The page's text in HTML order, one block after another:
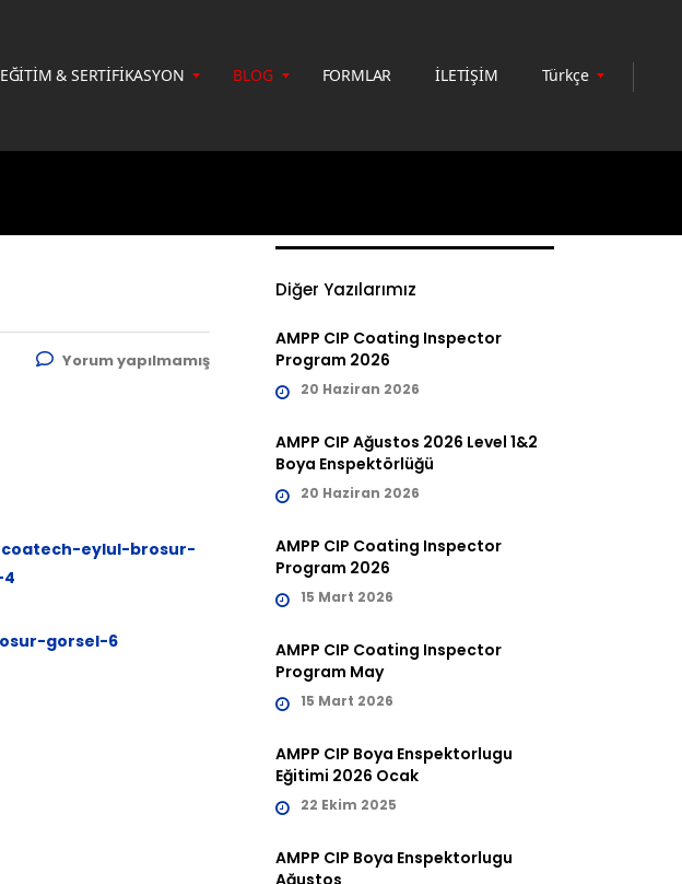
EĞİTİM & SERTİFİKASYON BLOG FORMLAR İLETİŞİM Türkçe
Yorum yapılmamış
Diğer Yazılarımız
AMPP CIP Coating Inspector
Program 2026
20 Haziran 2026
AMPP CIP Ağustos 2026 Level 1&2
Boya Enspektörlüğü
20 Haziran 2026
AMPP CIP Coating Inspector
Program 2026
15 Mart 2026
AMPP CIP Coating Inspector
Program May
15 Mart 2026
AMPP CIP Boya Enspektorlugu
Eğitimi 2026 Ocak
22 Ekim 2025
AMPP CIP Boya Enspektorlugu
Ağustos